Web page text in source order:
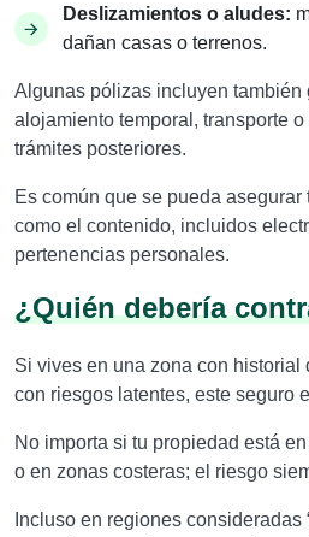
Deslizamientos o aludes:
dañan casas o terrenos.
Algunas pólizas incluyen
alojamiento temporal, transporte
trámites posteriores.
Es común que se pueda asegurar
como el contenido, incluidos
pertenencias personales.
¿Quién debería
Si vives en una zona con historial
con riesgos latentes, este seguro
No importa si tu propiedad está
o en zonas costeras; el riesgo
Incluso en regiones consideradas